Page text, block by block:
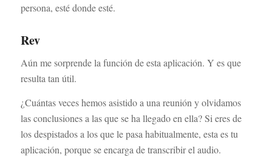
persona, esté donde esté.
Rev
Aún me sorprende la función de esta aplicación. Y es que
resulta tan útil.
¿Cuántas veces hemos asistido a una reunión y olvidamos
las conclusiones a las que se ha llegado en ella? Si eres de
los despistados a los que le pasa habitualmente, esta es tu
aplicación, porque se encarga de transcribir el audio.